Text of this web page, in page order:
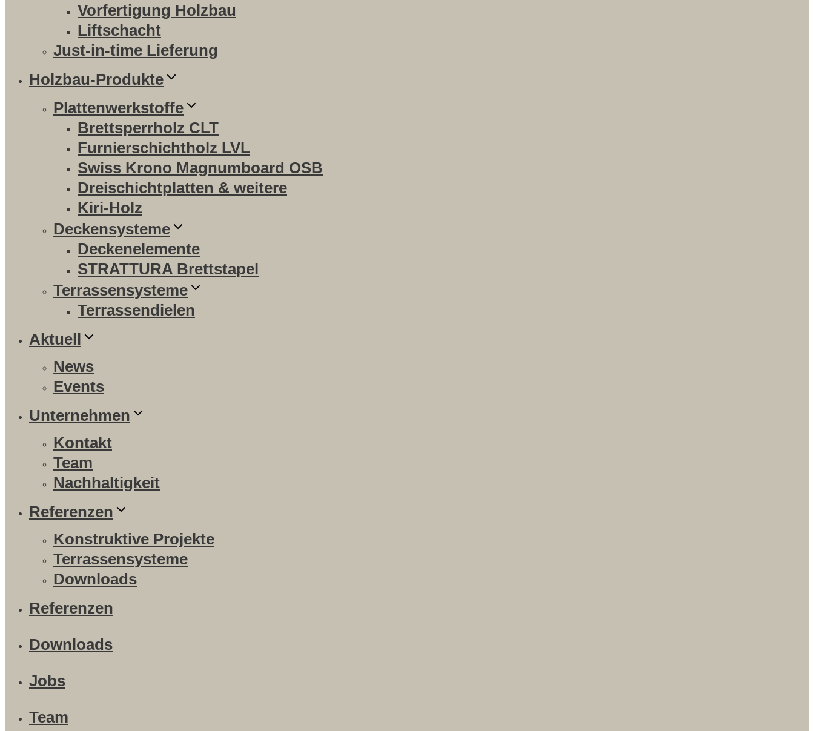
Vorfertigung Holzbau
Liftschacht
Just-in-time Lieferung
Holzbau-Produkte
Plattenwerkstoffe
Brettsperrholz CLT
Furnierschichtholz LVL
Swiss Krono Magnumboard OSB
Dreischichtplatten & weitere
Kiri-Holz
Deckensysteme
Deckenelemente
STRATTURA Brettstapel
Terrassensysteme
Terrassendielen
Aktuell
News
Events
Unternehmen
Kontakt
Team
Nachhaltigkeit
Referenzen
Konstruktive Projekte
Terrassensysteme
Downloads
Referenzen
Downloads
Jobs
Team